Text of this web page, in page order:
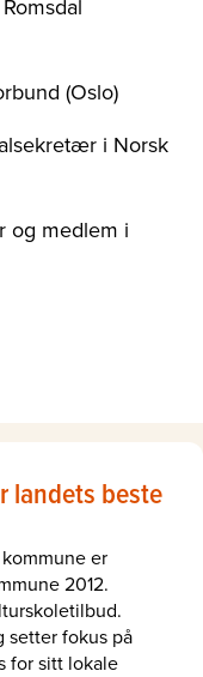
(Oslo)
i Norsk
og medlem i
landets beste
er
2012.
setter fokus på
for sitt lokale